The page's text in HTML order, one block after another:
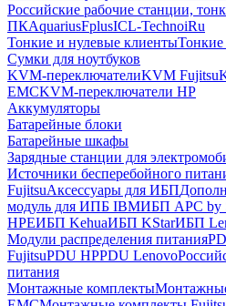
Российские рабочие станции,
ПКAquariusFplusICL-TechnoiRu
Тонкие и нулевые клиенты
Сумки для ноутбуков
KVM-переключателиKVM Fujitsu
EMCKVM-переключатели HP
Аккумуляторы
Батарейные блоки
Батарейные шкафы
Зарядные станции для
Источники бесперебойного
FujitsuАксессуары для ИБП
модуль для ИПБ IBMИБП APC by
HPEИБП KehuaИБП KStarИБП
Модули распределения питания
FujitsuPDU HPPDU Lenovo
питания
Монтажные комплекты